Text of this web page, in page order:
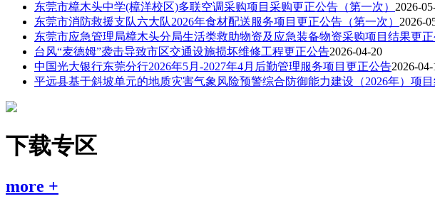
东莞市樟木头中学(樟洋校区)多联空调采购项目采购更正公告（第一次） 2026-
东莞市消防救援支队六大队2026年食材配送服务项目更正公告（第一次） 2026-
东莞市应急管理局樟木头分局生活类救助物资及应急装备物资采购项目结果更
台风“麦德姆”袭击导致市区交通设施损坏维修工程更正公告2026-04-20
中国光大银行东莞分行2026年5月-2027年4月后勤管理服务项目更正公告2026-04-
平远县基于斜坡单元的地质灾害气象风险预警综合防御能力建设（2026年）项
下载专区
more +